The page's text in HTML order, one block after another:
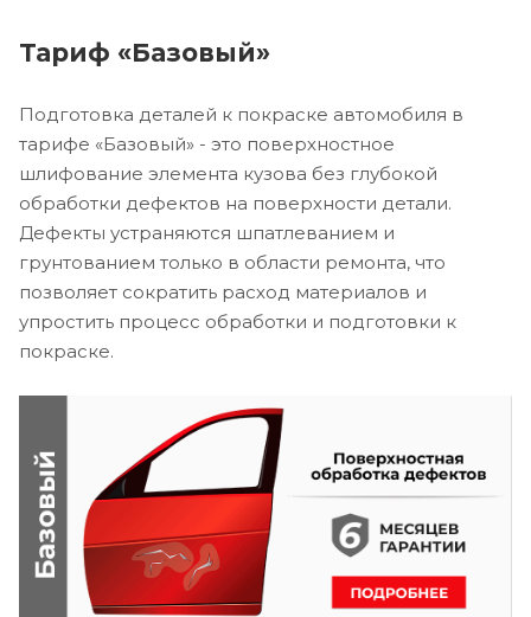
Тариф «Базовый»
Подготовка деталей к покраске автомобиля в
тарифе «Базовый» - это поверхностное
шлифование элемента кузова без глубокой
обработки дефектов на поверхности детали.
Дефекты устраняются шпатлеванием и
грунтованием только в области ремонта, что
позволяет сократить расход материалов и
упростить процесс обработки и подготовки к
покраске.